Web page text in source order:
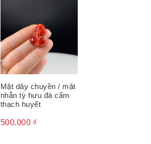
Mặt dây chuyền / mặt
nhẫn tỳ hưu đá cẩm
thạch huyết
500.000 ₫